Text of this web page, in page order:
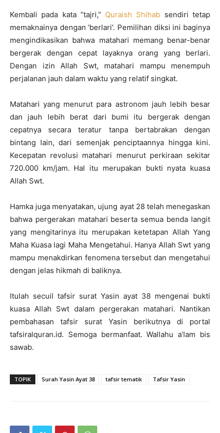
Kembali pada kata “tajri,” Quraish Shihab sendiri tetap
memaknainya dengan ‘berlari’. Pemilihan diksi ini baginya
mengindikasikan bahwa matahari memang benar-benar
bergerak dengan cepat layaknya orang yang berlari.
Dengan izin Allah Swt, matahari mampu menempuh
perjalanan jauh dalam waktu yang relatif singkat.
Matahari yang menurut para astronom jauh lebih besar
dan jauh lebih berat dari bumi itu bergerak dengan
cepatnya secara teratur tanpa bertabrakan dengan
bintang lain, dari semenjak penciptaannya hingga kini.
Kecepatan revolusi matahari menurut perkiraan sekitar
720.000 km/jam. Hal itu merupakan bukti nyata kuasa
Allah Swt.
Hamka juga menyatakan, ujung ayat 28 telah menegaskan
bahwa pergerakan matahari beserta semua benda langit
yang mengitarinya itu merupakan ketetapan Allah Yang
Maha Kuasa lagi Maha Mengetahui. Hanya Allah Swt yang
mampu menakdirkan fenomena tersebut dan mengetahui
dengan jelas hikmah di baliknya.
Itulah secuil tafsir surat Yasin ayat 38 mengenai bukti
kuasa Allah Swt dalam pergerakan matahari. Nantikan
pembahasan tafsir surat Yasin berikutnya di portal
tafsiralquran.id. Semoga bermanfaat. Wallahu a’lam bis
sawab.
TOPIK Surah Yasin Ayat 38 tafsir tematik Tafsir Yasin